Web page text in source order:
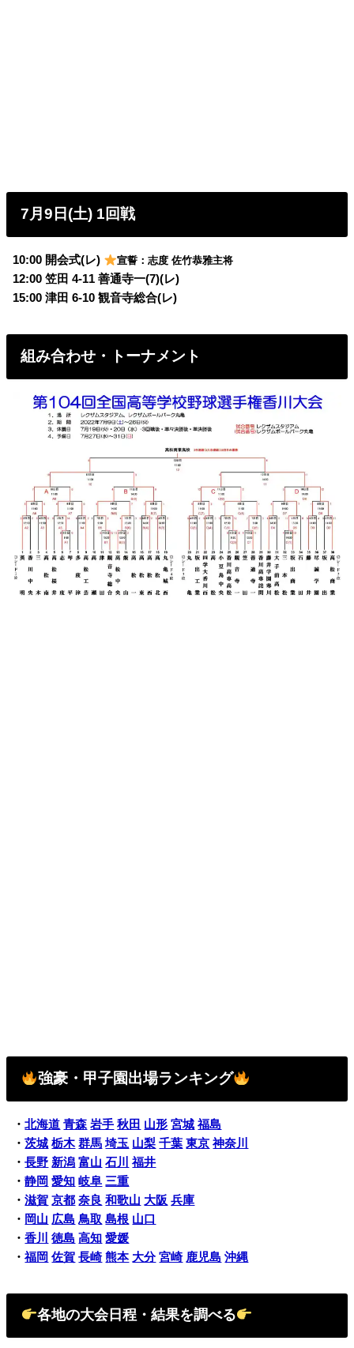
7月9日(土) 1回戦
10:00 開会式(レ) 宣誓：志度 佐竹恭雅主将
12:00 笠田 4-11 善通寺一(7)(レ)
15:00 津田 6-10 観音寺総合(レ)
組み合わせ・トーナメント
強豪・甲子園出場ランキング
・北海道 青森 岩手 秋田 山形 宮城 福島
・茨城 栃木 群馬 埼玉 山梨 千葉 東京 神奈川
・長野 新潟 富山 石川 福井
・静岡 愛知 岐阜 三重
・滋賀 京都 奈良 和歌山 大阪 兵庫
・ 岡山 広島 鳥取 島根 山口
・香川 徳島 高知 愛媛
・福岡 佐賀 長崎 熊本 大分 宮崎 鹿児島 沖縄
各地の大会日程・結果を調べる